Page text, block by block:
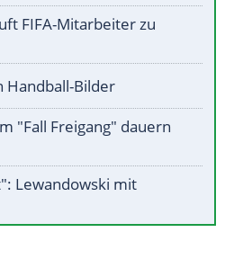
FIFA-Mitarbeiter zu
Handball-Bilder
"Fall Freigang" dauern
Lewandowski mit